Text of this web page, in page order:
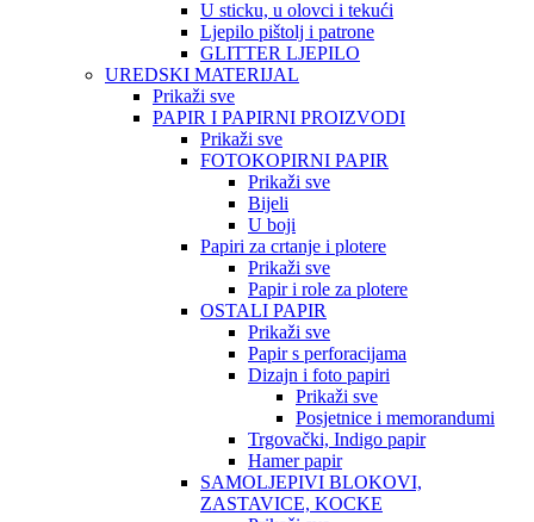
U sticku, u olovci i tekući
Ljepilo pištolj i patrone
GLITTER LJEPILO
UREDSKI MATERIJAL
Prikaži sve
PAPIR I PAPIRNI PROIZVODI
Prikaži sve
FOTOKOPIRNI PAPIR
Prikaži sve
Bijeli
U boji
Papiri za crtanje i plotere
Prikaži sve
Papir i role za plotere
OSTALI PAPIR
Prikaži sve
Papir s perforacijama
Dizajn i foto papiri
Prikaži sve
Posjetnice i memorandumi
Trgovački, Indigo papir
Hamer papir
SAMOLJEPIVI BLOKOVI,
ZASTAVICE, KOCKE